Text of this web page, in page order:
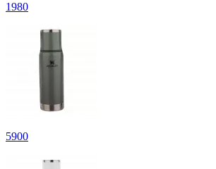
1980
5900